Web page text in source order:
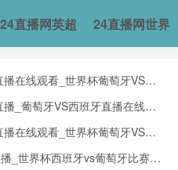
24直播网英超 24直播网世界
在线观看_世界杯葡萄牙VS西
_葡萄牙VS西班牙直播在线观
在线观看_世界杯葡萄牙VS西
_世界杯西班牙vs葡萄牙比赛直